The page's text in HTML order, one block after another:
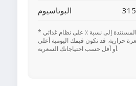
البوتاسيوم
* تعتمد القيم اليومية المستندة إلى نسبة ٪ على نظام غذائي
على 2,000 سعرة حرارية. قد تكون قيمك اليومية أعلى
أو أقل حسب احتياجاتك السعرية.